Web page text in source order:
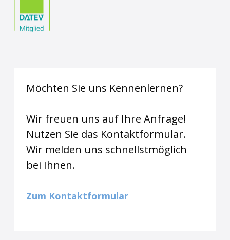
Möchten Sie uns Kennenlernen?
Wir freuen uns auf Ihre Anfrage!
Nutzen Sie das Kontaktformular.
Wir melden uns schnellstmöglich
bei Ihnen.
Zum Kontaktformular